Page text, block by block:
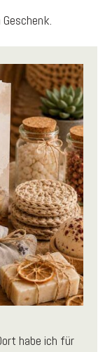
habe ich für